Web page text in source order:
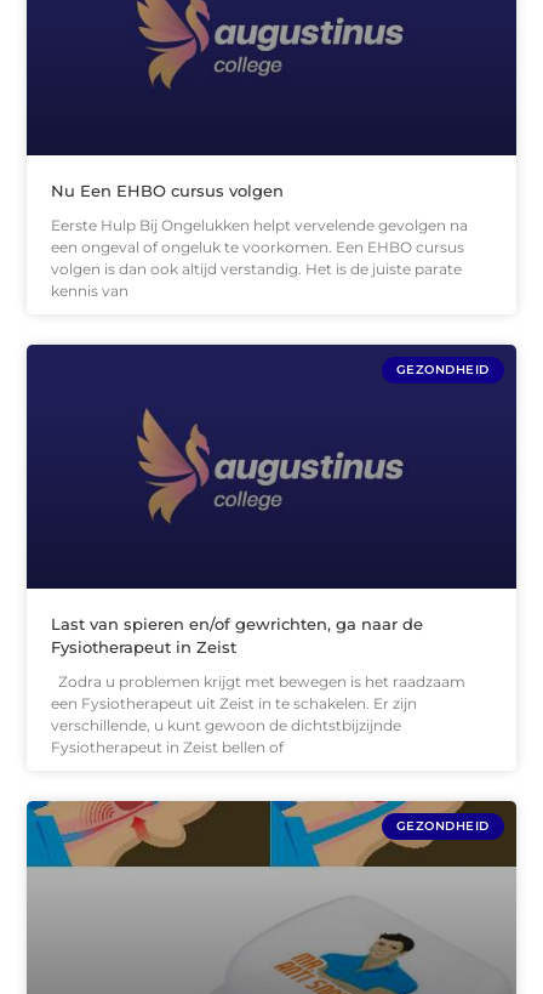
Nu Een EHBO cursus volgen
Eerste Hulp Bij Ongelukken helpt vervelende gevolgen na
een ongeval of ongeluk te voorkomen. Een EHBO cursus
volgen is dan ook altijd verstandig. Het is de juiste parate
kennis van
GEZONDHEID
Last van spieren en/of gewrichten, ga naar de
Fysiotherapeut in Zeist
Zodra u problemen krijgt met bewegen is het raadzaam
een Fysiotherapeut uit Zeist in te schakelen. Er zijn
verschillende, u kunt gewoon de dichtstbijzijnde
Fysiotherapeut in Zeist bellen of
GEZONDHEID